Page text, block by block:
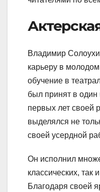
Владимир
карьеру в
обучение в
был принят в один
первых лет своей
выделялся не
своей усердной
Он исполнил
классических, так
Благодаря своей